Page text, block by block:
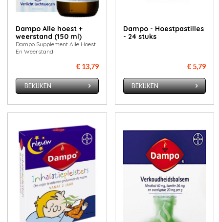
Dampo Alle hoest +
weerstand (150 ml)
Dampo Supplement Alle Hoest
En Weerstand
€ 13,79
BEKIJKEN
Dampo - Hoestpastilles
- 24 stuks
€ 5,79
BEKIJKEN